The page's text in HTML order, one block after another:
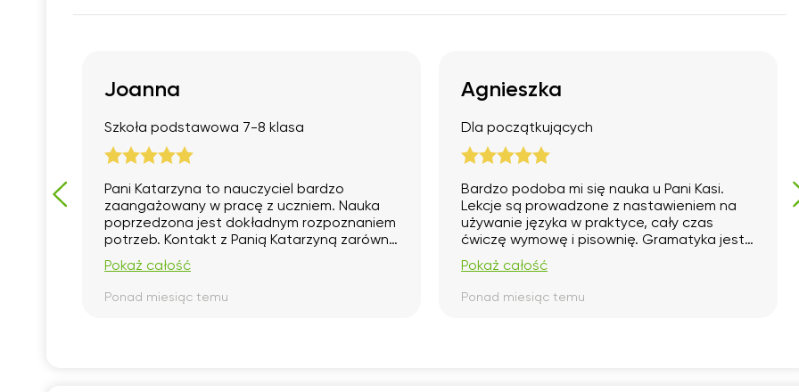
Joanna
Szkoła podstawowa 7-8 klasa
Pani Katarzyna to nauczyciel bardzo
zaangażowany w pracę z uczniem. Nauka
poprzedzona jest dokładnym rozpoznaniem
potrzeb. Kontakt z Panią Katarzyną zarówno
ze strony ucznia jak i rodzica jest bardzo
dobry. Wspaniale w krótkim czasie pomogła
nadgonić duże zaległości i poprawić ocenę
z niemieckiego. Myślę że stała nauka z nią
Pokaż całość
Ponad miesiąc temu
Agnieszka
Dla początkujących
Bardzo podoba mi się nauka u Pani Kasi.
Lekcje są prowadzone z nastawieniem na
używanie języka w praktyce, cały czas
ćwiczę wymowę i pisownię. Gramatyka jest
wytłumaczona zrozumiale i w przystępny
sposób. Ćwiczenia są dostawane do moich
postępów, są różnorodne i ułatwiają
zapamiętywanie. Uczę się słówek i
Pokaż całość
Ponad miesiąc temu